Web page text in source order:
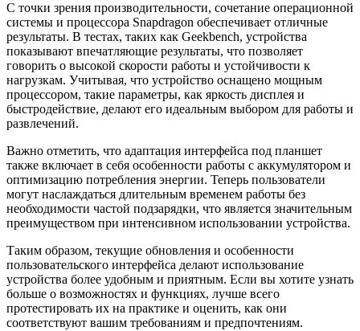
С точки зрения производительности, сочетание операционной
системы и процессора Snapdragon обеспечивает отличные
результаты. В тестах, таких как Geekbench, устройства
показывают впечатляющие результаты, что позволяет
говорить о высокой скорости работы и устойчивости к
нагрузкам. Учитывая, что устройство оснащено мощным
процессором, такие параметры, как яркость дисплея и
быстродействие, делают его идеальным выбором для работы и
развлечений.
Важно отметить, что адаптация интерфейса под планшет
также включает в себя особенности работы с аккумулятором и
оптимизацию потребления энергии. Теперь пользователи
могут наслаждаться длительным временем работы без
необходимости частой подзарядки, что является значительным
преимуществом при интенсивном использовании устройства.
Таким образом, текущие обновления и особенности
пользовательского интерфейса делают использование
устройства более удобным и приятным. Если вы хотите узнать
больше о возможностях и функциях, лучше всего
протестировать их на практике и оценить, как они
соответствуют вашим требованиям и предпочтениям.